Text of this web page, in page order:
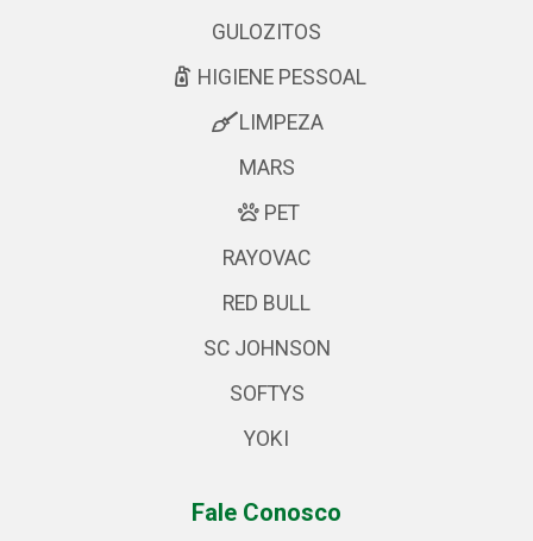
GULOZITOS
HIGIENE PESSOAL
LIMPEZA
MARS
PET
RAYOVAC
RED BULL
SC JOHNSON
SOFTYS
YOKI
Fale Conosco